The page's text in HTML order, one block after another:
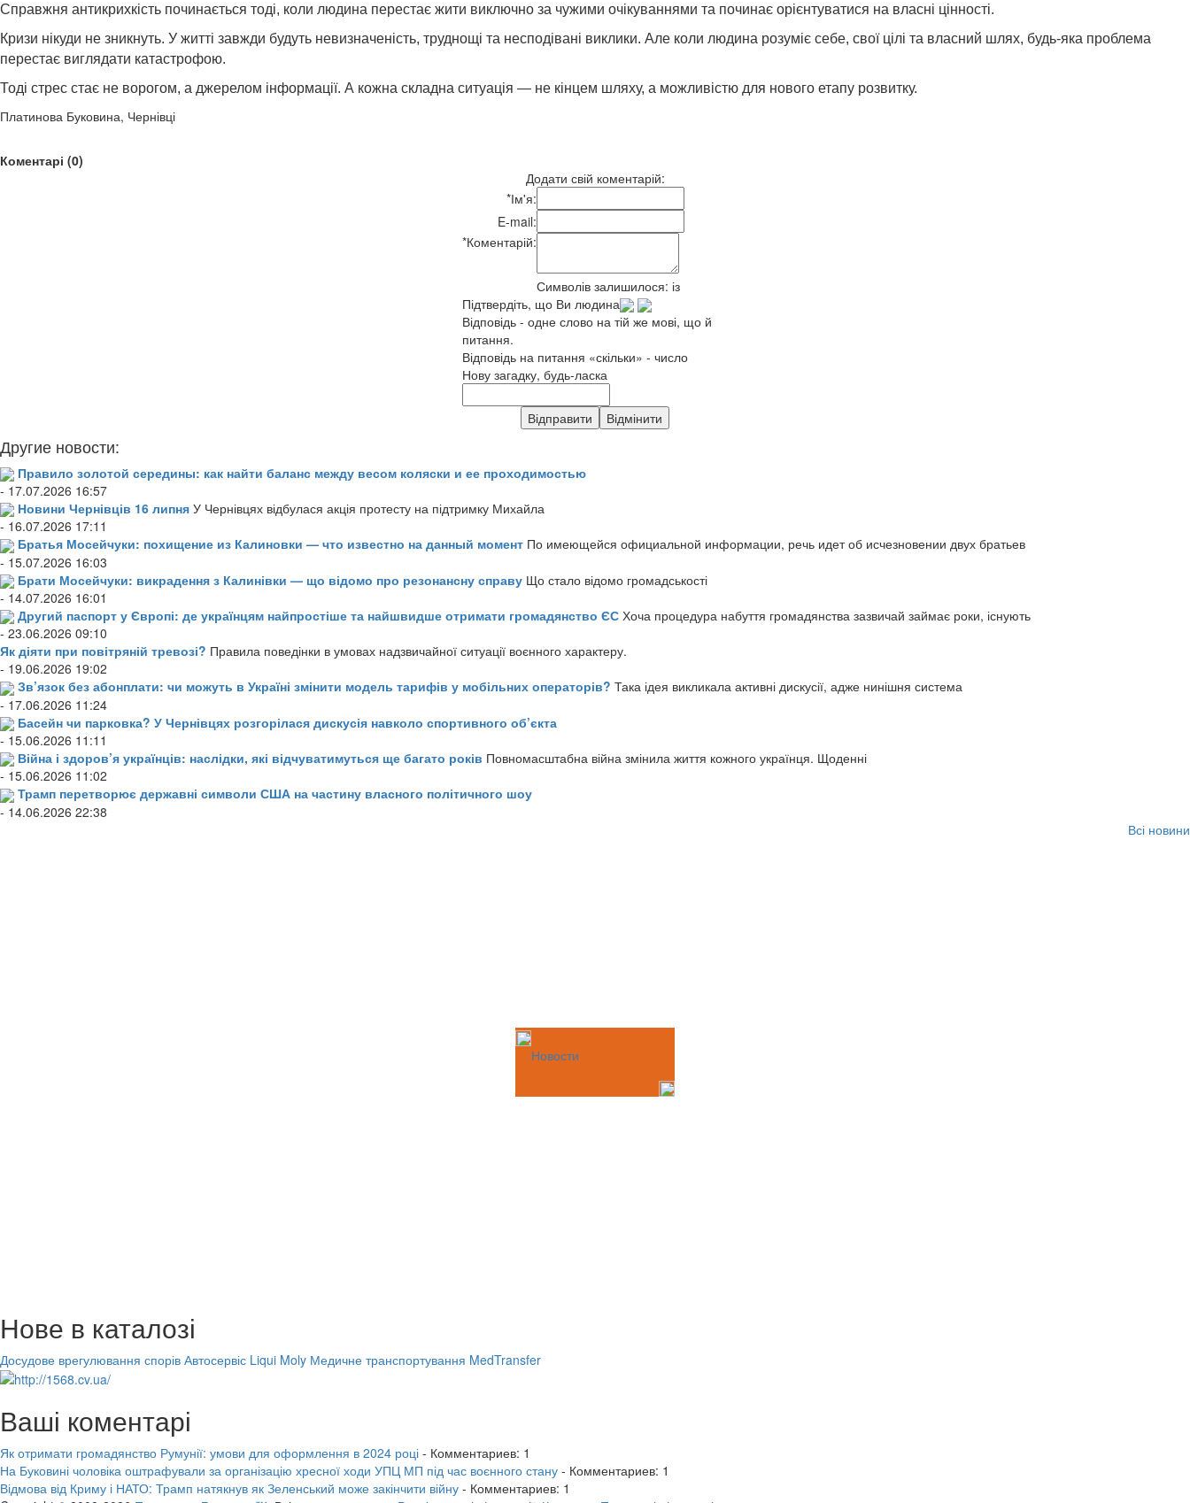
Справжня антикрихкість починається тоді, коли людина перестає жити виключно за чужими очікуваннями та починає орієнтуватися на власні цінності.
Кризи нікуди не зникнуть. У житті завжди будуть невизначеність, труднощі та несподівані виклики. Але коли людина розуміє себе, свої цілі та власний шлях, будь-яка проблема
перестає виглядати катастрофою.
Тоді стрес стає не ворогом, а джерелом інформації. А кожна складна ситуація — не кінцем шляху, а можливістю для нового етапу розвитку.
Платинова Буковина, Чернівці
Коментарі (0)
Додати свій коментарій:
*Ім'я:
E-mail:
*Коментарій:
Символів залишилося: із
Підтвердіть, що Ви людина
Відповідь - одне слово на тій же мові, що й
питання.
Відповідь на питання «скільки» - число
Нову загадку, будь-ласка
Другие новости:
Правило золотой середины: как найти баланс между весом коляски и ее проходимостью
- 17.07.2026 16:57
Новини Чернівців 16 липня У Чернівцях відбулася акція протесту на підтримку Михайла
- 16.07.2026 17:11
Братья Мосейчуки: похищение из Калиновки — что известно на данный момент По имеющейся официальной информации, речь идет об исчезновении двух братьев
- 15.07.2026 16:03
Брати Мосейчуки: викрадення з Калинівки — що відомо про резонансну справу Що стало відомо громадськості
- 14.07.2026 16:01
Другий паспорт у Європі: де українцям найпростіше та найшвидше отримати громадянство ЄС Хоча процедура набуття громадянства зазвичай займає роки, існують
- 23.06.2026 09:10
Як діяти при повітряній тревозі? Правила поведінки в умовах надзвичайної ситуації воєнного характеру.
- 19.06.2026 19:02
Зв’язок без абонплати: чи можуть в Україні змінити модель тарифів у мобільних операторів? Така ідея викликала активні дискусії, адже нинішня система
- 17.06.2026 11:24
Басейн чи парковка? У Чернівцях розгорілася дискусія навколо спортивного об’єкта
- 15.06.2026 11:11
Війна і здоров’я українців: наслідки, які відчуватимуться ще багато років Повномасштабна війна змінила життя кожного українця. Щоденні
- 15.06.2026 11:02
Трамп перетворює державні символи США на частину власного політичного шоу
- 14.06.2026 22:38
Всі новини
Новости
Нове в каталозі
Досудове врегулювання спорів Автосервіс Liqui Moly Медичне транспортування MedTransfer
Ваші коментарі
Як отримати громадянство Румунії: умови для оформлення в 2024 році - Комментариев: 1
На Буковині чоловіка оштрафували за організацію хресної ходи УПЦ МП під час воєнного стану - Комментариев: 1
Відмова від Криму і НАТО: Трамп натякнув як Зеленський може закінчити війну - Комментариев: 1